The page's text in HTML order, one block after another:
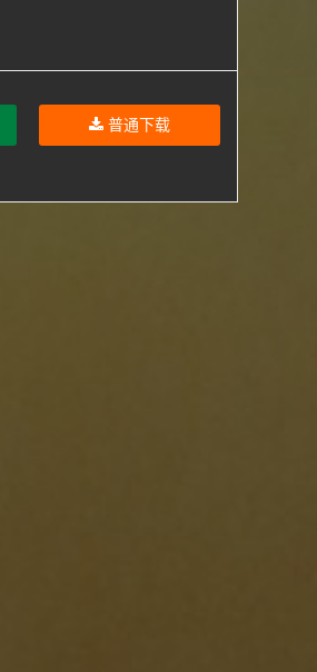
普通下载